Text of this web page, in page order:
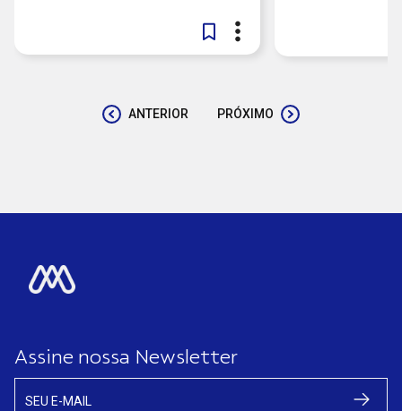
ANTERIOR PRÓXIMO
Assine nossa Newsletter
SEU E-MAIL